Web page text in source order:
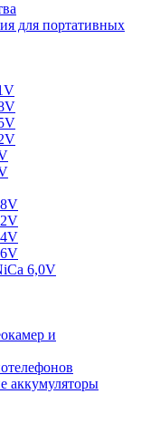
для портативных
6,0V
и
аккумуляторы